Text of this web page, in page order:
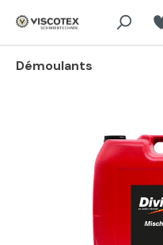
Aller au contenu principal
Démoulants